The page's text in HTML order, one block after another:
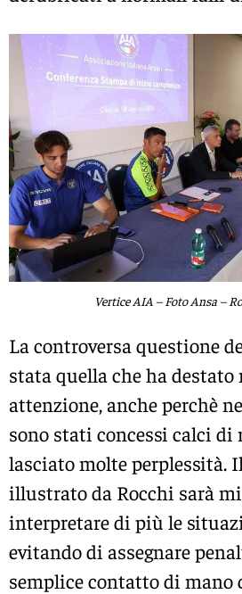
Vertice AIA – Foto Ansa –
La controversa questione
stata quella che ha destato
attenzione, anche perchè
sono stati concessi calci di
lasciato molte perplessità.
illustrato da Rocchi sarà
interpretare di più le
evitando di assegnare
semplice contatto di mano